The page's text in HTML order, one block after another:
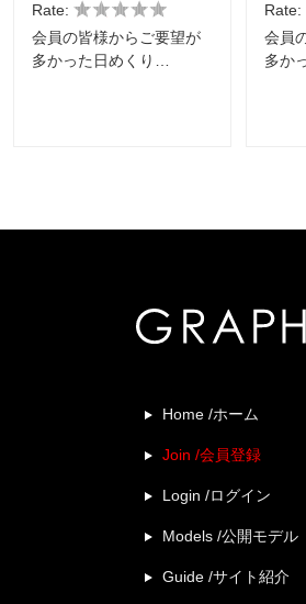
Rate:
会員の皆様からご要望が
多かった日めくり…
Rate:
会員
多か
Home /ホーム
Join /会員登録
Login /ログイン
Models /公開モデル
Guide /サイト紹介